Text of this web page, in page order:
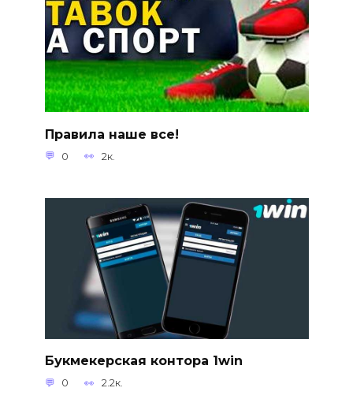
Правила наше все!
0 2к.
Букмекерская контора 1win
0 2.2к.